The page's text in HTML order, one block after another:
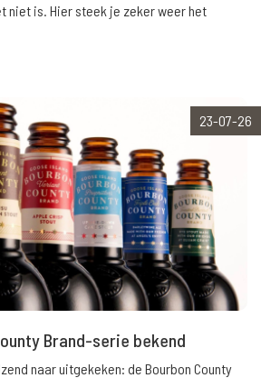
niet is. Hier steek je zeker weer het
23-07-26
Brand-serie bekend
naar uitgekeken: de Bourbon County